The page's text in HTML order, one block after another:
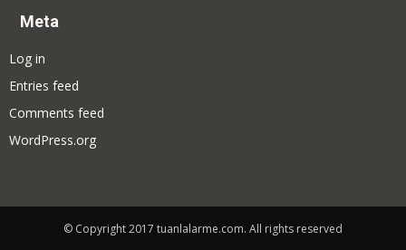
Meta
Log in
Entries feed
Comments feed
WordPress.org
© Copyright 2017 tuanlalarme.com. All rights reserved